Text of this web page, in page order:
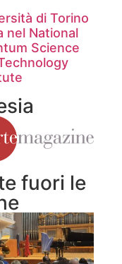
di Torino
nel National
Science
fuori le